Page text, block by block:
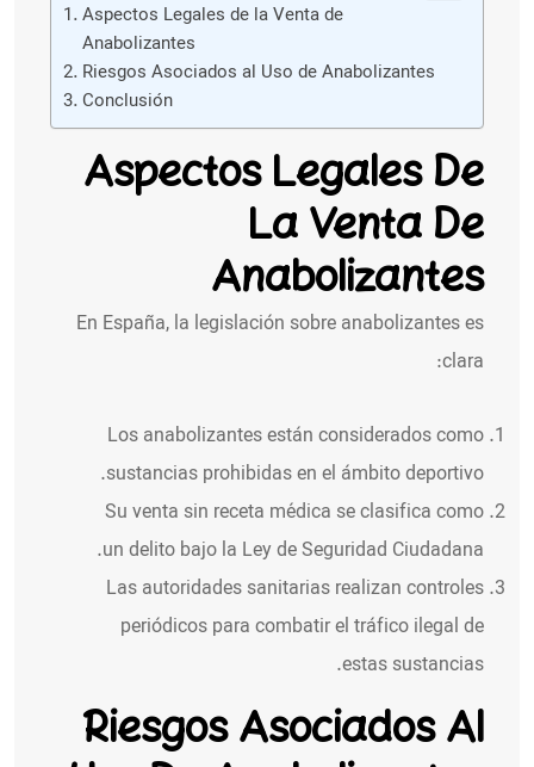
Aspectos Legales de la Venta de
Anabolizantes
Riesgos Asociados al Uso de Anabolizantes
Conclusión
Aspectos Legales De
La Venta De
Anabolizantes
En España, la legislación sobre anabolizantes es
clara:
Los anabolizantes están considerados como
sustancias prohibidas en el ámbito deportivo.
Su venta sin receta médica se clasifica como
un delito bajo la Ley de Seguridad Ciudadana.
Las autoridades sanitarias realizan controles
periódicos para combatir el tráfico ilegal de
estas sustancias.
Riesgos Asociados Al